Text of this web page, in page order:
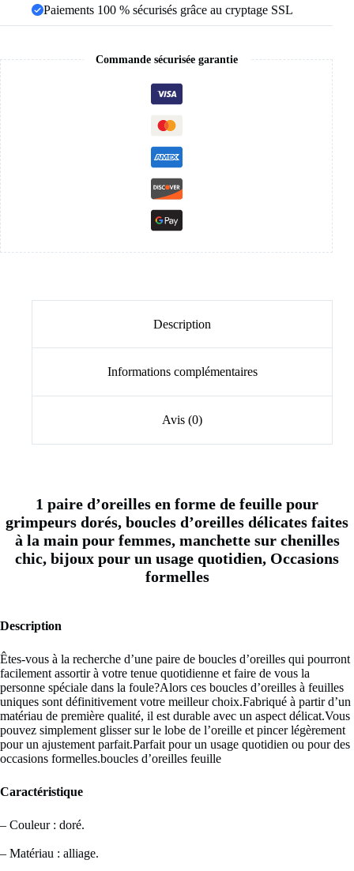
Paiements 100 % sécurisés grâce au cryptage SSL
Commande sécurisée garantie
Description
Informations complémentaires
Avis (0)
1 paire d’oreilles en forme de feuille pour
grimpeurs dorés, boucles d’oreilles délicates faites
à la main pour femmes, manchette sur chenilles
chic, bijoux pour un usage quotidien, Occasions
formelles
Description
Êtes-vous à la recherche d’une paire de boucles d’oreilles qui pourront
facilement assortir à votre tenue quotidienne et faire de vous la
personne spéciale dans la foule?Alors ces boucles d’oreilles à feuilles
uniques sont définitivement votre meilleur choix.Fabriqué à partir d’un
matériau de première qualité, il est durable avec un aspect délicat.Vous
pouvez simplement glisser sur le lobe de l’oreille et pincer légèrement
pour un ajustement parfait.Parfait pour un usage quotidien ou pour des
occasions formelles.boucles d’oreilles feuille
Caractéristique
– Couleur : doré.
– Matériau : alliage.